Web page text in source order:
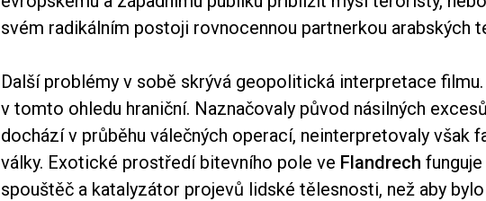
svém radikálním postoji rovnocennou partnerkou arabských
Další problémy v sobě skrývá geopolitická interpretace filmu.
v tomto ohledu hraniční. Naznačovaly původ násilných
dochází v průběhu válečných operací, neinterpretovaly však
války. Exotické prostředí bitevního pole ve Flandrech
spouštěč a katalyzátor projevů lidské tělesnosti, než aby bylo